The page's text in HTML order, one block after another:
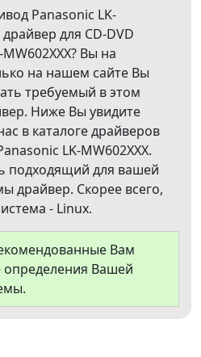
Panasonic LK-
для CD-DVD
Вы на
на нашем сайте Вы
требуемый в этом
Ниже Вы увидите
в каталоге драйверов
LK-MW602XXX.
подходящий для вашей
драйвер. Скорее всего,
- Linux.
Вам
определения Вашей